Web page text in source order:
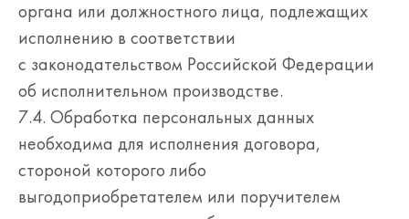
органа или должностного лица, подлежащих
исполнению в соответствии
с законодательством Российской Федерации
об исполнительном производстве.
7.4. Обработка персональных данных
необходима для исполнения договора,
стороной которого либо
выгодоприобретателем или поручителем